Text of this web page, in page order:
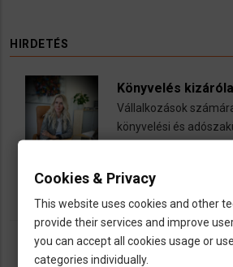
HIRDETÉS
Könyvelés
Vállalkozások
könyvelési és
Cookies & Privacy
This website uses cookies and other
provide their services and improve
you can accept all cookies usage or
categories individually.